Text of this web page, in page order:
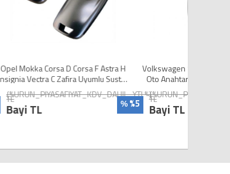
F Astra H
Sustalı
Kabı Kılıf
Volkswagen Sustasız Uyumlu Silikon
Oto Anahtar Kumanda Kabı Kılıf Gri
%
{%URUN_PIYASAFIYAT_KDV_DAHIL_YTL%}
TL %